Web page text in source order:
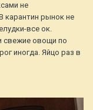
не
карантин рынок не
все ок.
свежие овощи по
иногда. Яйцо раз в